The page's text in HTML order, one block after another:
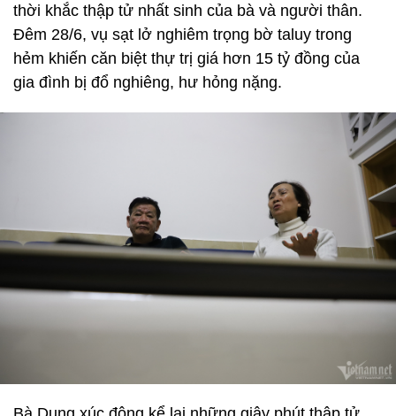
thời khắc thập tử nhất sinh của bà và người thân.
Đêm 28/6, vụ sạt lở nghiêm trọng bờ taluy trong
hẻm khiến căn biệt thự trị giá hơn 15 tỷ đồng của
gia đình bị đổ nghiêng, hư hỏng nặng.